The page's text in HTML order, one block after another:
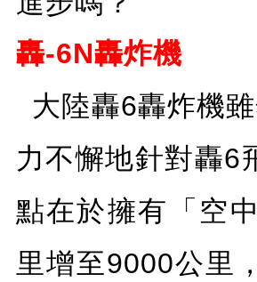
轟-6N轟炸機
大陸轟6轟炸機
力不懈地針對轟6
點在於擁有「空
里增至9000公里